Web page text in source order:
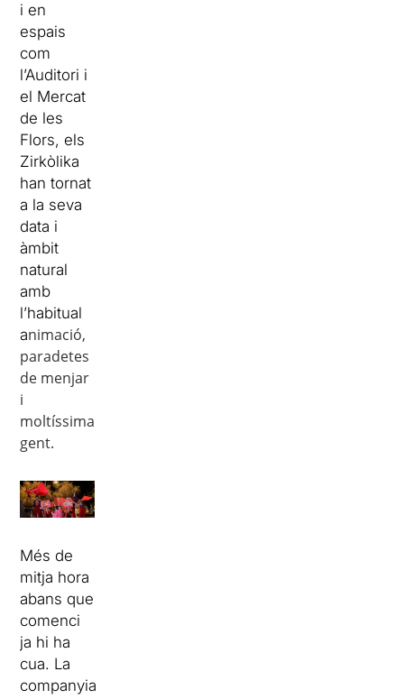
i en
espais
com
l’Auditori i
el Mercat
de les
Flors, els
Zirkòlika
han tornat
a la seva
data i
àmbit
natural
amb
l’habitual
animació,
paradetes
de menjar
i
moltíssima
gent.
Més de
mitja hora
abans que
comenci
ja hi ha
cua. La
companyia